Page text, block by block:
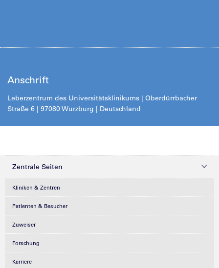
Anschrift
Leberzentrum des Universitätsklinikums | Oberdürrbacher
Straße 6 | 97080 Würzburg | Deutschland
Zentrale Seiten
Kliniken & Zentren
Patienten & Besucher
Zuweiser
Forschung
Karriere